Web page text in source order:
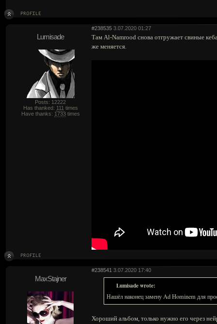
#238535 3.07.2020 01:27
Lumisade
Posts: 12222
Has thanked: 111 times
Have thanks: 1733times
Там Al-Namrood снова отгружает свиные
же меняется.
#238541 3.07.2020 17:40
MaxStajner
Lumisade wrote:
Нашёл наконец замену Ad Hominem для
Хороший альбом, только нужно его через